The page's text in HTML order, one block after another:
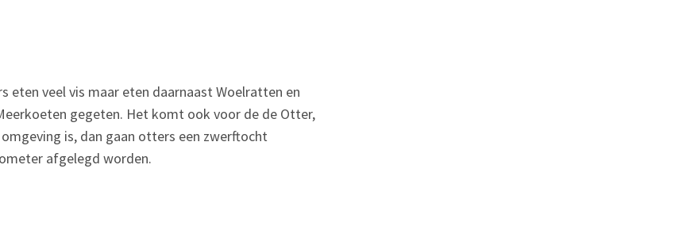
eten veel vis maar eten daarnaast Woelratten en
gegeten. Het komt ook voor de de Otter,
is, dan gaan otters een zwerftocht
afgelegd worden.